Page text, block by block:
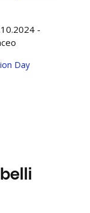
-
Day